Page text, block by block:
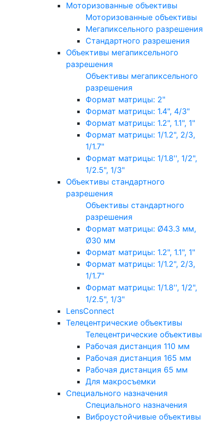
Моторизованные объективы
Моторизованные объективы
Мегапиксельного разрешения
Стандартного разрешения
Объективы мегапиксельного
разрешения
Объективы мегапиксельного
разрешения
Формат матрицы: 2"
Формат матрицы: 1.4", 4/3"
Формат матрицы: 1.2", 1.1", 1"
Формат матрицы: 1/1.2", 2/3,
1/1.7"
Формат матрицы: 1/1.8'', 1/2",
1/2.5", 1/3"
Объективы стандартного
разрешения
Объективы стандартного
разрешения
Формат матрицы: Ø43.3 мм,
Ø30 мм
Формат матрицы: 1.2", 1.1", 1"
Формат матрицы: 1/1.2", 2/3,
1/1.7"
Формат матрицы: 1/1.8'', 1/2",
1/2.5", 1/3"
LensConnect
Телецентрические объективы
Телецентрические объективы
Рабочая дистанция 110 мм
Рабочая дистанция 165 мм
Рабочая дистанция 65 мм
Для макросъемки
Специального назначения
Специального назначения
Виброустойчивые объективы